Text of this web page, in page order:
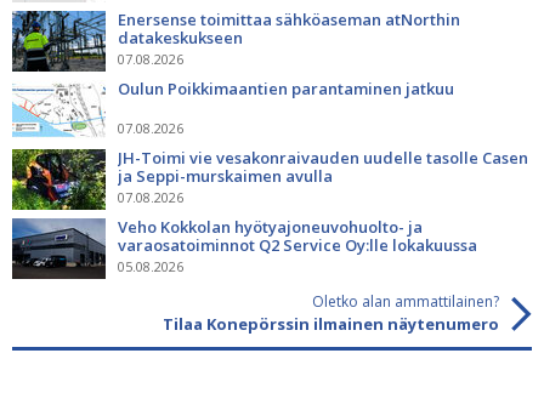
Enersense toimittaa sähköaseman atNorthin
datakeskukseen
07.08.2026
Oulun Poikkimaantien parantaminen jatkuu
07.08.2026
JH-Toimi vie vesakonraivauden uudelle tasolle Casen
ja Seppi-murskaimen avulla
07.08.2026
Veho Kokkolan hyötyajoneuvohuolto- ja
varaosatoiminnot Q2 Service Oy:lle lokakuussa
05.08.2026
Oletko alan ammattilainen?
Tilaa Konepörssin ilmainen näytenumero